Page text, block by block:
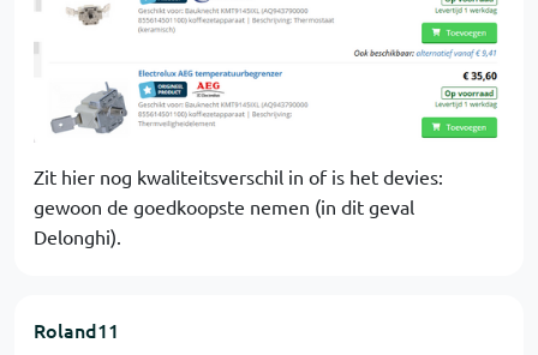
Zit hier nog kwaliteitsverschil in of is het devies:
gewoon de goedkoopste nemen (in dit geval
Delonghi).
Roland11